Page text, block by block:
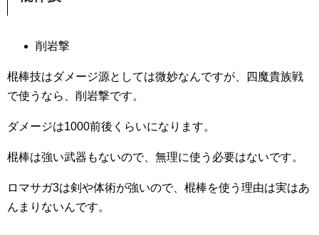
削岩撃
棍棒技はダメージ源としては微妙なんですが、四魔貴族戦
で使うなら、削岩撃です。
ダメージは1000前後くらいになります。
棍棒は強い武器もないので、無理に使う必要はないです。
ロマサガ3は剣や体術が強いので、棍棒を使う理由は実はあ
んまりないんです。